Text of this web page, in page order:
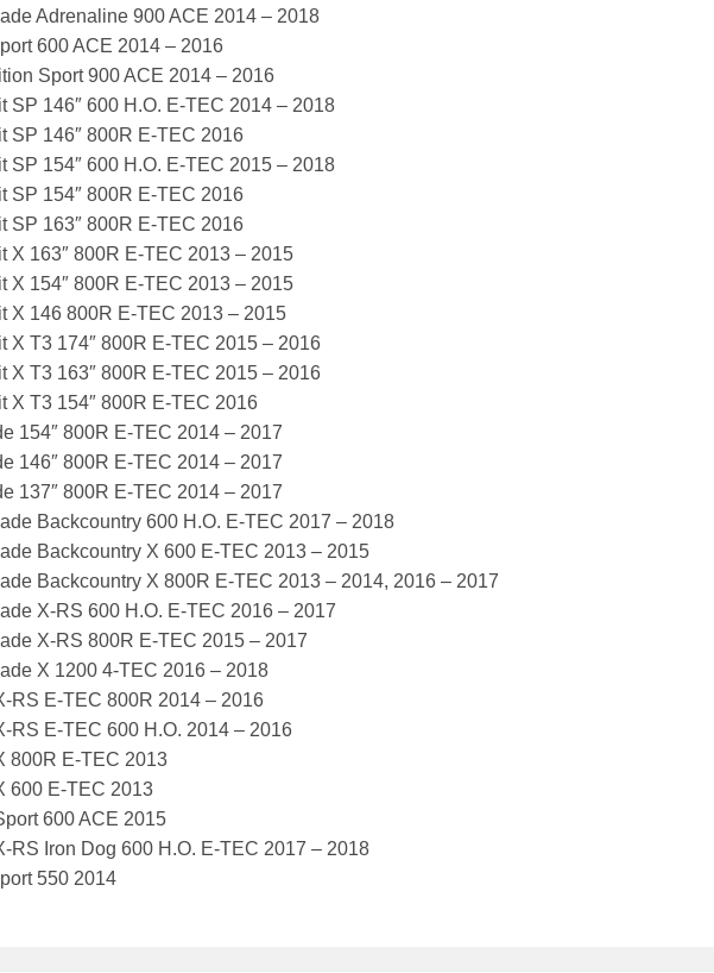
Adrenaline 900 ACE 2014 – 2018
600 ACE 2014 – 2016
Sport 900 ACE 2014 – 2016
SP 146″ 600 H.O. E-TEC 2014 – 2018
SP 146″ 800R E-TEC 2016
SP 154″ 600 H.O. E-TEC 2015 – 2018
SP 154″ 800R E-TEC 2016
SP 163″ 800R E-TEC 2016
X 163″ 800R E-TEC 2013 – 2015
X 154″ 800R E-TEC 2013 – 2015
X 146 800R E-TEC 2013 – 2015
X T3 174″ 800R E-TEC 2015 – 2016
X T3 163″ 800R E-TEC 2015 – 2016
X T3 154″ 800R E-TEC 2016
154″ 800R E-TEC 2014 – 2017
146″ 800R E-TEC 2014 – 2017
137″ 800R E-TEC 2014 – 2017
Backcountry 600 H.O. E-TEC 2017 – 2018
Backcountry X 600 E-TEC 2013 – 2015
Backcountry X 800R E-TEC 2013 – 2014, 2016 – 2017
X-RS 600 H.O. E-TEC 2016 – 2017
X-RS 800R E-TEC 2015 – 2017
X 1200 4-TEC 2016 – 2018
RS E-TEC 800R 2014 – 2016
RS E-TEC 600 H.O. 2014 – 2016
800R E-TEC 2013
600 E-TEC 2013
600 ACE 2015
RS Iron Dog 600 H.O. E-TEC 2017 – 2018
550 2014